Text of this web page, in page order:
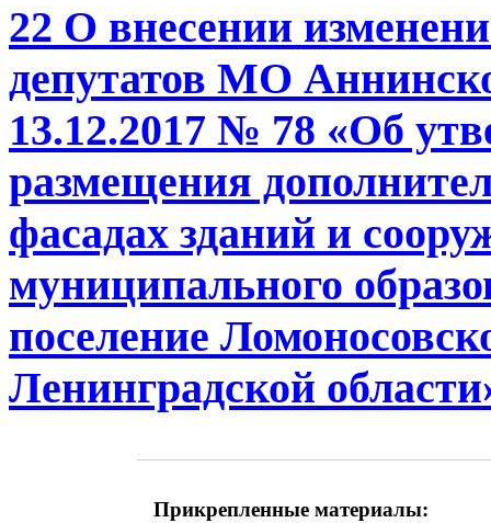
22 О внесении
депутатов МО
13.12.2017 № 78 «Об
размещения
фасадах зданий и
муниципального
поселение
Ленинградской
Прикрепленные материалы: